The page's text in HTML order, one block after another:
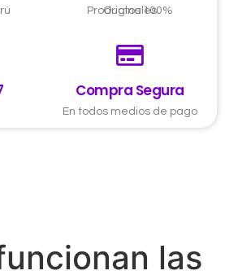
Productos 100% Originales
Compra Segura
En todos medios de pago
las